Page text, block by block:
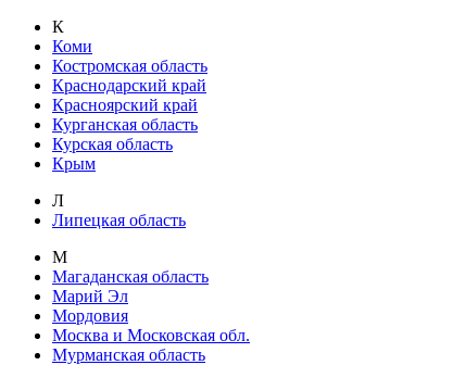
К
Коми
Костромская область
Краснодарский край
Красноярский край
Курганская область
Курская область
Крым
Л
Липецкая область
М
Магаданская область
Марий Эл
Мордовия
Москва и Московская обл.
Мурманская область